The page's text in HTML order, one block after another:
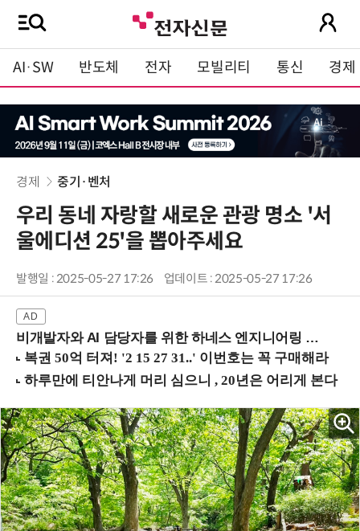
AI·SW 반도체 전자 모빌리티 통신 경제
경제 중기·벤처
우리 동네 자랑할 새로운 관광 명소 '서
울에디션 25'을 뽑아주세요
발행일 : 2025-05-27 17:26 업데이트 : 2025-05-27 17:26
비개발자와 AI 담당자를 위한 하네스 엔지니어링 입문과정 (8/20 신논현역)